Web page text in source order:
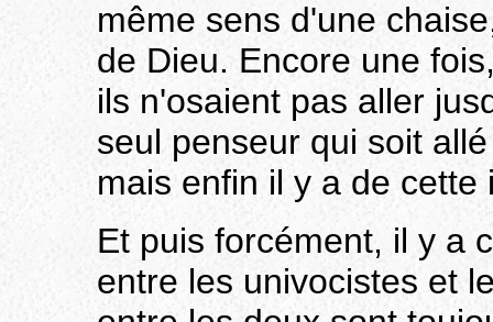
même sens d'une
de Dieu. Encore une
ils n'osaient pas aller
seul penseur qui soit
mais enfin il y a de cette
Et puis forcément, il y a
entre les univocistes et